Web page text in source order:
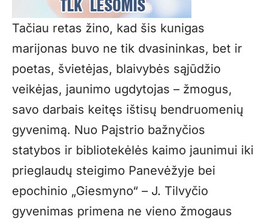
Tačiau retas žino, kad šis kunigas
marijonas buvo ne tik dvasininkas, bet ir
poetas, švietėjas, blaivybės sąjūdžio
veikėjas, jaunimo ugdytojas – žmogus,
savo darbais keitęs ištisų bendruomenių
gyvenimą. Nuo Paįstrio bažnyčios
statybos ir bibliotekėlės kaimo jaunimui iki
prieglaudų steigimo Panevėžyje bei
epochinio „Giesmyno“ – J. Tilvyčio
gyvenimas primena ne vieno žmogaus